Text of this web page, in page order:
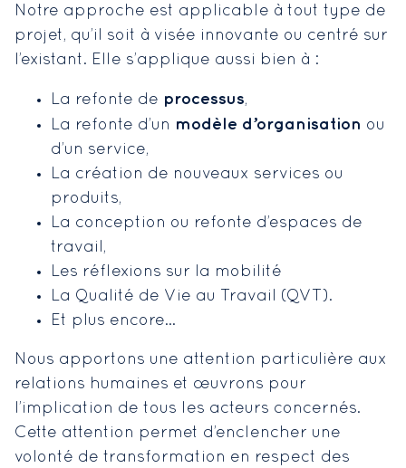
Notre approche est applicable à tout type de
projet, qu’il soit à visée innovante ou centré sur
l’existant. Elle s’applique aussi bien à :
La refonte de processus,
La refonte d’un modèle d’organisation ou
d’un service,
La création de nouveaux services ou
produits,
La conception ou refonte d’espaces de
travail,
Les réflexions sur la mobilité
La Qualité de Vie au Travail (QVT).
Et plus encore…
Nous apportons une attention particulière aux
relations humaines et œuvrons pour
l’implication de tous les acteurs concernés.
Cette attention permet d’enclencher une
volonté de transformation en respect des